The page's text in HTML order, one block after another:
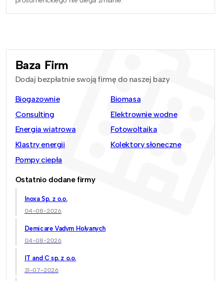
Baza Firm
Dodaj bezpłatnie swoją firmę do naszej bazy
Biogazownie
Biomasa
Consulting
Elektrownie wodne
Energia wiatrowa
Fotowoltaika
Klastry energii
Kolektory słoneczne
Pompy ciepła
Ostatnio dodane firmy
Inoxa Sp. z o.o.
04-08-2026
Demicare Vadym Holyanych
04-08-2026
IT and C sp. z o.o.
31-07-2026